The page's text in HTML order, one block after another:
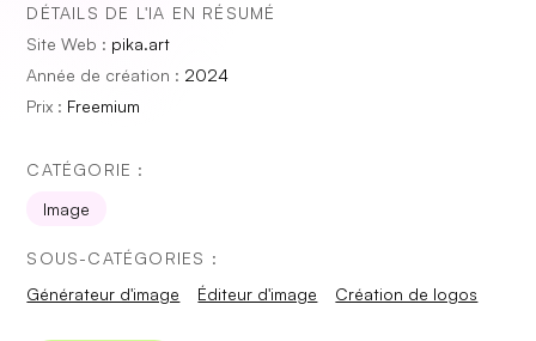
DÉTAILS DE L'IA EN RÉSUMÉ
Site Web : pika.art
Année de création : 2024
Prix : Freemium
CATÉGORIE :
Image
SOUS-CATÉGORIES :
Générateur d'image
Éditeur d'image Création de logos